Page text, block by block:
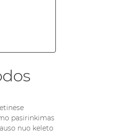
pasirinkimas
nuo keleto